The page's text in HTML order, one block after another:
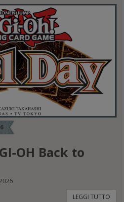
OH Back to
LEGGI TUTTO